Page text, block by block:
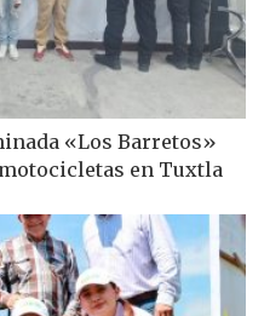
«Los Barretos»
en Tuxtla